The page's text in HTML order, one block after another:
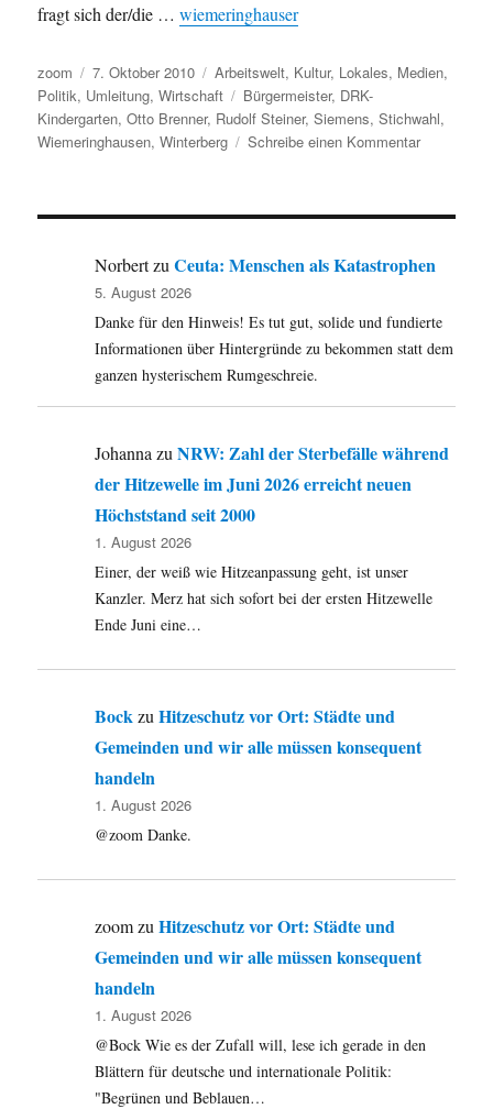
fragt sich der/die …wiemeringhauser
Autor
zoom
Veröffentlicht
am
7. Oktober 2010 Kategorien
Arbeitswelt, Kultur, Lokales, Medien,
Politik, Umleitung,Wirtschaft Schlagwörter
Bürgermeister, DRK-
Kindergarten,Otto Brenner, Rudolf Steiner,Siemens,Stichwahl,
Wiemeringhausen,Winterberg Schreibe einen Kommentarzu
Siemens,
Brenner,
und
der
NorbertzuCeuta: Menschen als Katastrophen
5. August 2026
Danke für den Hinweis! Es tut gut, solide und fundierte
Informationen über Hintergründe zu bekommen statt dem
ganzen hysterischem Rumgeschreie.
Johanna zuNRW: Zahl der Sterbefälle während
der Hitzewelle im Juni 2026 erreicht neuen
Höchststand seit 2000
1. August 2026
Einer, der weiß wie Hitzeanpassung geht, ist unser
Kanzler. Merz hat sich sofort bei der ersten Hitzewelle
Ende Juni eine…
BockzuHitzeschutz vor Ort: Städte und
Gemeinden und wir alle müssen konsequent
handeln
1. August 2026
@zoom Danke.
zoomzuHitzeschutz vor Ort: Städte und
Gemeinden und wir alle müssen konsequent
handeln
1. August 2026
@Bock Wie es der Zufall will, lese ich gerade in den
Blättern für deutsche und internationale Politik:
"Begrünen und Beblauen…